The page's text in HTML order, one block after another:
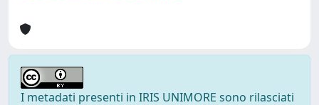
I metadati presenti in IRIS UNIMORE sono rilasciati